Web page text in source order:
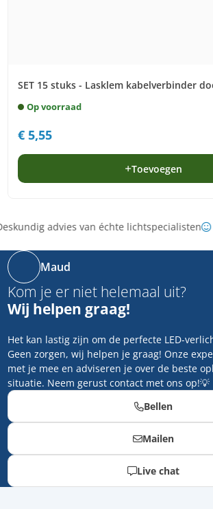
SET 15 stuks - Lasklem kabelverbinder
Op voorraad
€5,55
Toevoegen
advies van échte lichtspecialisten
Maud
Kom je er niet helemaal uit?
Wij helpen graag!
Het kan lastig zijn om de perfecte LED-
Geen zorgen, wij helpen je graag! Onze
met je mee en adviseren je over de beste
situatie. Neem gerust contact met ons op!💡
Bellen
Mailen
Live chat